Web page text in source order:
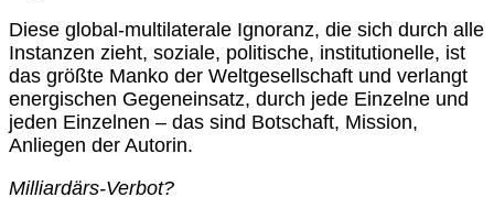
Diese global-multilaterale Ignoranz, die sich durch alle
Instanzen zieht, soziale, politische, institutionelle, ist
das größte Manko der Weltgesellschaft und verlangt
energischen Gegeneinsatz, durch jede Einzelne und
jeden Einzelnen – das sind Botschaft, Mission,
Anliegen der Autorin.
Milliardärs-Verbot?